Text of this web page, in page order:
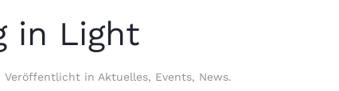
in Light
Veröffentlicht in Aktuelles, Events, News.